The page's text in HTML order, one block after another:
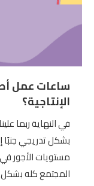
ساعات عمل
الإنتاجية؟
في النهاية ربما
بشكل تدريجي جنبًا
مستويات الأجور
المجتمع كله